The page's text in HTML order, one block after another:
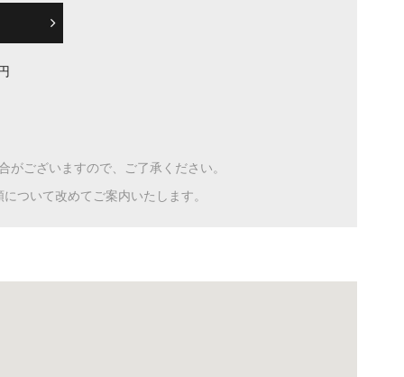
ございますので、ご了承ください。
ついて改めてご案内いたします。